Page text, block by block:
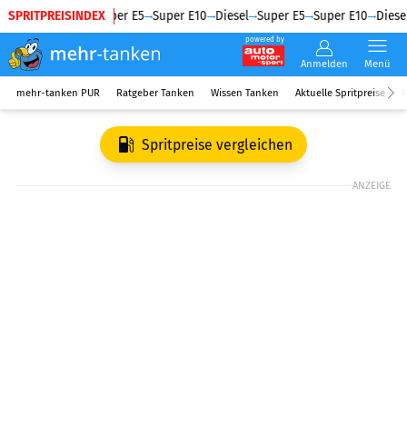
SPRITPREISINDEX
Diesel Super E5 Super E10 Diesel Super E5 Super E10 Diesel
powered by
Anmelden Menü
mehr-tanken PUR Ratgeber Tanken Wissen Tanken Aktuelle Spritpreise
Spritpreise vergleichen
ANZEIGE